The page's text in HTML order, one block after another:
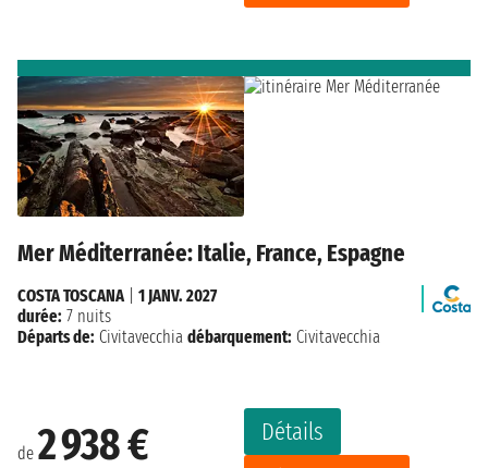
Mer Méditerranée: Italie, France, Espagne
de 2 938 €
Détails
COSTA TOSCANA| 1 JANV. 2027
durée: 7 nuits
Départs de: Civitavecchia débarquement: Civitavecchia